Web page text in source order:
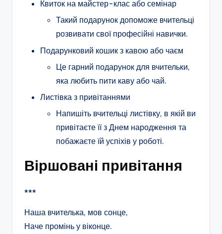
Квиток на майстер-клас або семінар
Такий подарунок допоможе вчительці
розвивати свої професійні навички.
Подарунковий кошик з кавою або чаєм
Це гарний подарунок для вчительки,
яка любить пити каву або чай.
Листівка з привітаннями
Напишіть вчительці листівку, в якій ви
привітаєте її з Днем народження та
побажаєте їй успіхів у роботі.
Віршовані привітання
***
Наша вчителька, мов сонце,
Наче промінь у віконце.